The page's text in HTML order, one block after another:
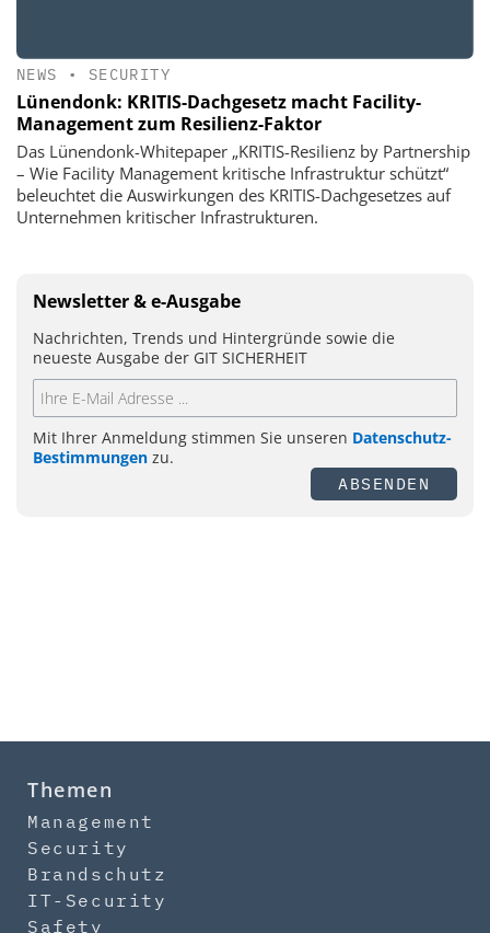
NEWS • SECURITY
Lünendonk: KRITIS-Dachgesetz macht Facility-
Management zum Resilienz-Faktor
Das Lünendonk-Whitepaper „KRITIS-Resilienz by Partnership
– Wie Facility Management kritische Infrastruktur schützt“
beleuchtet die Auswirkungen des KRITIS-Dachgesetzes auf
Unternehmen kritischer Infrastrukturen.
Newsletter & e-Ausgabe
Nachrichten, Trends und Hintergründe sowie die
neueste Ausgabe der GIT SICHERHEIT
Mit Ihrer Anmeldung stimmen Sie unseren Datenschutz-
Bestimmungen zu.
ABSENDEN
Themen
Management
Security
Brandschutz
IT-Security
Safety